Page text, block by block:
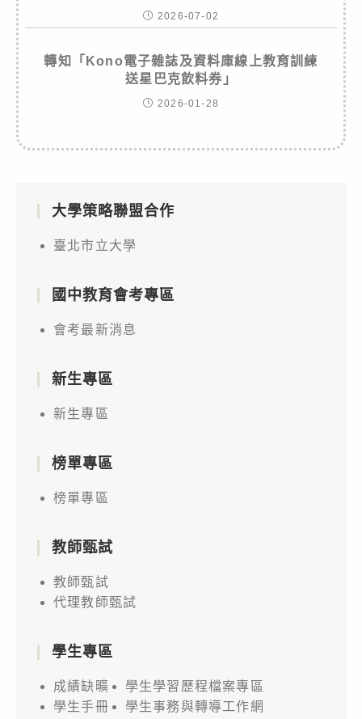
2026-07-02
轉知「Kono電子雜誌及資料庫線上教育訓練
送星巴克飲料券」
2026-01-28
大學策略聯盟合作
臺北市立大學
國中教育會考專區
會考最新消息
新生專區
新生專區
榜單專區
榜單專區
教師甄試
教師甄試
代理教師甄試
學生專區
成績缺曠
學生學習歷程檔案專區
學生手冊
學生事務與轉導工作網